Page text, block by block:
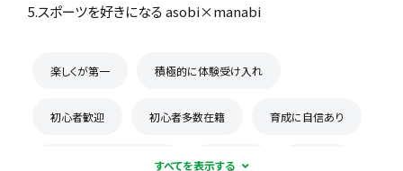
5.スポーツを好きになる asobi×manabi
楽しくが第一 積極的に体験受け入れ
初心者歓迎 初心者多数在籍 育成に自信あり
コーチとの距離感が近い 少数精鋭